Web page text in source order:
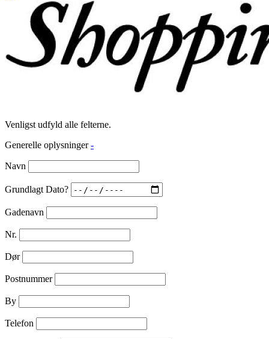
Venligst udfyld alle felterne.
Generelle oplysninger -
Navn
Grundlagt Dato?
Gadenavn
Nr.
Dør
Postnummer
By
Telefon